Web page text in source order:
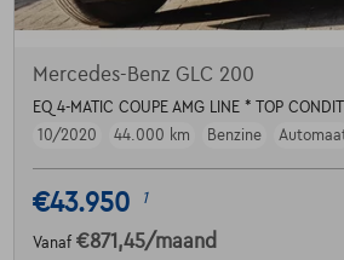
Mercedes-Benz GLC 200
EQ 4-MATIC COUPE AMG LINE * TOP
10/2020
44.000 km Benzine
€43.950 1
Vanaf €871,45/maand